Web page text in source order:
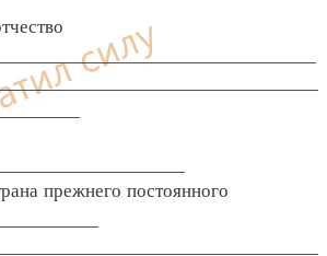
прежнего постоянного